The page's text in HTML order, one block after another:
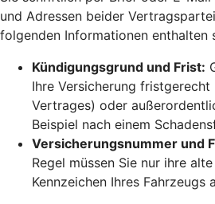
und Adressen beider
folgenden Informationen enthalten
Kündigungsgrund und Frist:
Ihre Versicherung
Vertrages) oder
Beispiel nach einem
Versicherungsnummer und
Regel müssen Sie nur ihre
Kennzeichen Ihres Fahrzeugs